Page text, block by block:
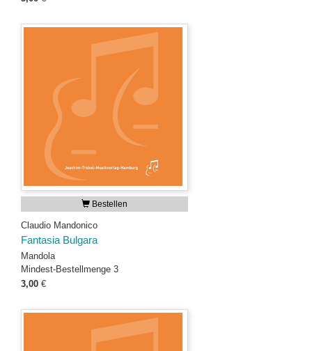
Bestellen
Claudio Mandonico
Fantasia Bulgara
Mandola
Mindest-Bestellmenge 3
3,00 €